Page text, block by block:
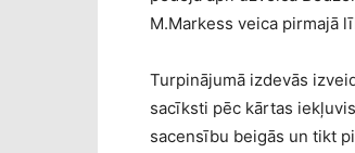
M.Markess veica pirmajā
Turpinājumā izdevās
sacīksti pēc kārtas
sacensību beigās un tikt